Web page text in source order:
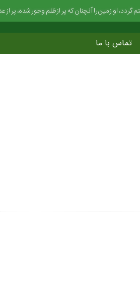
او زمین را آنچنان که پر ازظلم وجور شده، پر از
تماس با ما